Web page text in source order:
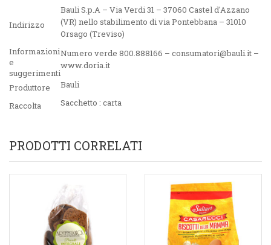
Indirizzo
Bauli S.p.A – Via Verdi 31 – 37060 Castel d'Azzano
(VR) nello stabilimento di via Pontebbana – 31010
Orsago (Treviso)
Informazioni
e
suggerimenti
Numero verde 800.888166 – consumatori@bauli.it –
www.doria.it
Produttore
Bauli
Raccolta
Sacchetto : carta
PRODOTTI CORRELATI